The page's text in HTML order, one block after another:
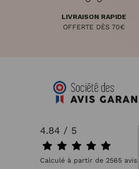
LIVRAISON RAPIDE
OFFERTE DÈS 70€
4.84 / 5
Calculé à partir de 2565 avis.
31/07/2026